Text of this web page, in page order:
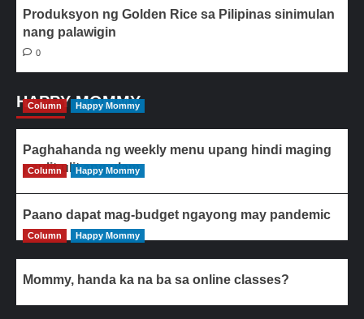
Produksyon ng Golden Rice sa Pilipinas sinimulan
nang palawigin
0
HAPPY MOMMY
Column Happy Mommy
Paghahanda ng weekly menu upang hindi maging
paulit-ulit ang ulam
Column Happy Mommy
Paano dapat mag-budget ngayong may pandemic
Column Happy Mommy
Mommy, handa ka na ba sa online classes?